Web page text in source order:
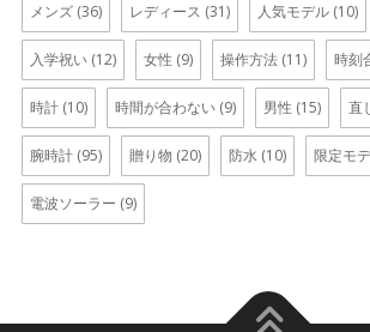
メンズ (36) レディース (31) 人気モデル (10)
入学祝い (12) 女性 (9) 操作方法 (11) 時刻
時計 (10) 時間が合わない (9) 男性 (15) 直
腕時計 (95) 贈り物 (20) 防水 (10) 限定モ
電波ソーラー (9)